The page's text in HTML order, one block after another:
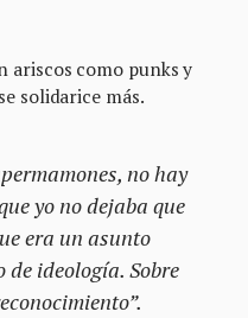
ariscos como punks y
solidarice más.
, no hay
yo no dejaba que
era un asunto
ideología. Sobre